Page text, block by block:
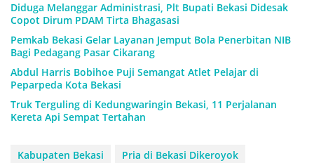
Diduga Melanggar Administrasi, Plt Bupati Bekasi Didesak
Copot Dirum PDAM Tirta Bhagasasi
Pemkab Bekasi Gelar Layanan Jemput Bola Penerbitan NIB
Bagi Pedagang Pasar Cikarang
Abdul Harris Bobihoe Puji Semangat Atlet Pelajar di
Peparpeda Kota Bekasi
Truk Terguling di Kedungwaringin Bekasi, 11 Perjalanan
Kereta Api Sempat Tertahan
Kabupaten Bekasi Pria di Bekasi Dikeroyok